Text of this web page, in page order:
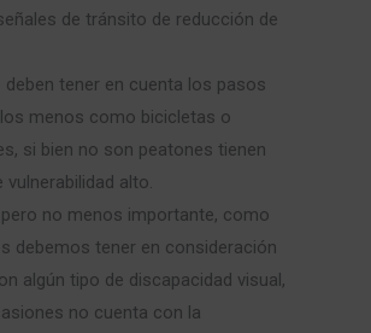
de tránsito de reducción de
deben tener en cuenta los pasos
menos como bicicletas o
si bien no son peatones tienen
vulnerabilidad alto.
no menos importante, como
debemos tener en consideración
algún tipo de discapacidad visual,
no cuenta con la